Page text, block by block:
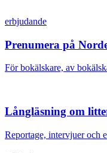
erbjudande
Prenumera på
För bokälskare, av
Långläsning om
Reportage, intervjuer och